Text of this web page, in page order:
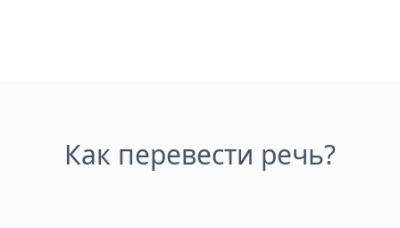
Как перевести речь?